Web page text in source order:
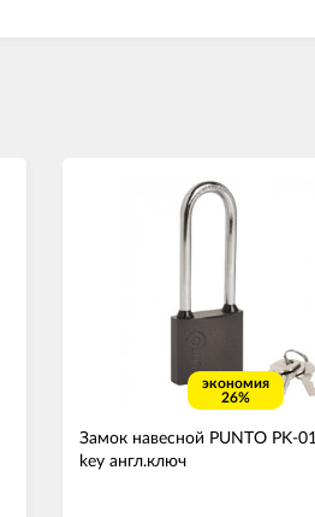
экономия
26%
Замок навесной PUNTO PK-
key англ.ключ